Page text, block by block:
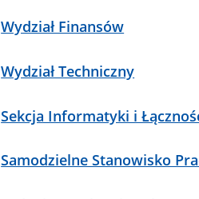
Wydział Finansów
Wydział Techniczny
Sekcja Informatyki i
Samodzielne Stanowisko